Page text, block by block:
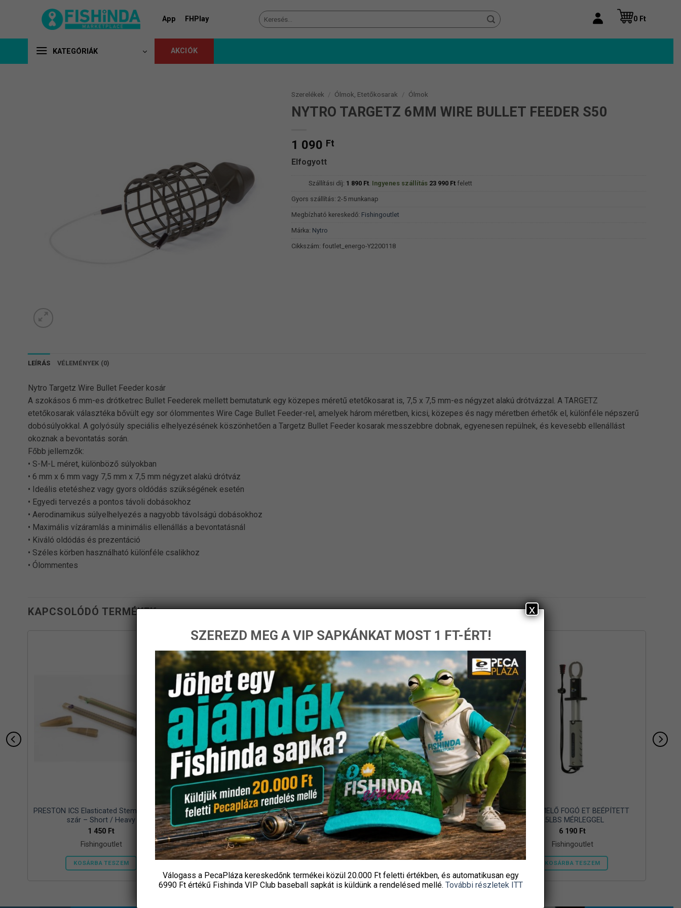
App FHPlay
Keresés
a
0 Ft
KATEGÓRIÁK AKCIÓK
Szerelékek / Ólmok, Etetőkosarak / Ólmok
NYTRO TARGETZ 6MM WIRE BULLET FEEDER S50
1 090 Ft
Elfogyott
Szállítási díj: 1 890 Ft. Ingyenes szállítás 23 990 Ftfelett
Gyors szállítás: 2-5 munkanap
Megbízható kereskedő: Fishingoutlet
Márka: Nytro
Cikkszám: foutlet_energo-Y2200118
LEÍRÁS VÉLEMÉNYEK (0)
Nytro Targetz Wire Bullet Feeder kosár
A szokásos 6 mm-es drótketrec Bullet Feederek mellett bemutatunk egy közepes méretű etetőkosarat is, 7,5 x 7,5 mm-es négyzet alakú drótvázzal. A TARGETZ
etetőkosarak választéka bővült egy sor ólommentes Wire Cage Bullet Feeder-rel, amelyek három méretben, kicsi, közepes és nagy méretben érhetők el, különféle népszerű
dobósúlyokkal. A golyósúly speciális elhelyezésének köszönhetően a Targetz Bullet Feeder kosarak messzebbre dobnak, egyenesen repülnek, és kevesebb ellenállást
okoznak a bevontatás során.
Főbb jellemzők:
• S-M-L méret, különböző súlyokban
• 6 mm x 6 mm vagy 7,5 mm x 7,5 mm négyzet alakú drótváz
• Ideális etetéshez vagy gyors oldódás szükségének esetén
• Egyedi tervezés a pontos távoli dobásokhoz
• Aerodinamikus súlyelhelyezés a nagyobb távolságú dobásokhoz
• Maximális vízáramlás a minimális ellenállás a bevontatásnál
• Kiváló oldódás és prezentáció
• Széles körben használható különféle csalikhoz
• Ólommentes
KAPCSOLÓDÓ TERMÉKEK
PRESTON ICS Elasticated Stem Kit gumis
szár – Short / Heavy
1 450 Ft
Fishingoutlet
KOSÁRBA TESZEM
WIZARD GRIZZLY KULCSKARIKA
PEREMEZETT NICKEL 3
330Ft
Fishingoutlet
MARUTO HOROG 2267 1 BLACK NICKEL
10DB/CS
550Ft
Fishingoutlet
HALKIEMELŐ FOGÓ ET BEÉPÍTETT
25LBS MÉRLEGGEL
6 190 Ft
Fishingoutlet
KOSÁRBA TESZEM
SZEREZD MEG A VIP SAPKÁNKAT MOST 1 FT-ÉRT!
Válogass a PecaPláza kereskedőnk termékei közül 20.000 Ft felettiértékben, és automatikusan egy
6990 Ft értékű Fishinda VIP Club baseball sapkátis küldünk a rendelésed mellé. További részletek ITT
x